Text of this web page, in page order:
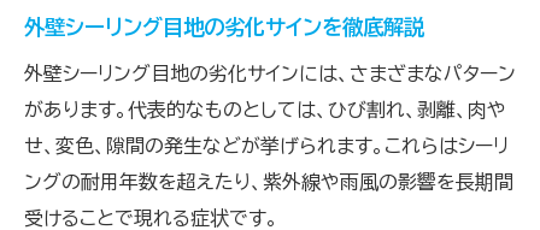
外壁シーリング目地の劣化サインを徹底解説
外壁シーリング目地の劣化サインには、さまざまなパターン
があります。代表的なものとしては、ひび割れ、剥離、肉や
せ、変色、隙間の発生などが挙げられます。これらはシーリ
ングの耐用年数を超えたり、紫外線や雨風の影響を長期間
受けることで現れる症状です。